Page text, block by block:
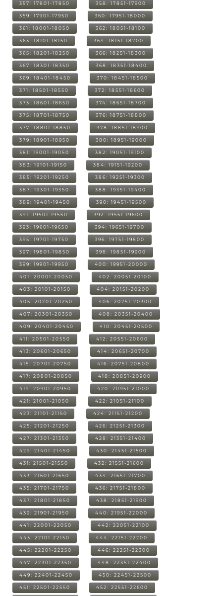
357: 17801-17850 358: 17851-17900
359: 17901-17950 360: 17951-18000
361: 18001-18050 362: 18051-18100
363: 18101-18150 364: 18151-18200
365: 18201-18250 366: 18251-18300
367: 18301-18350 368: 18351-18400
369: 18401-18450 370: 18451-18500
371: 18501-18550 372: 18551-18600
373: 18601-18650 374: 18651-18700
375: 18701-18750 376: 18751-18800
377: 18801-18850 378: 18851-18900
379: 18901-18950 380: 18951-19000
381: 19001-19050 382: 19051-19100
383: 19101-19150 384: 19151-19200
385: 19201-19250 386: 19251-19300
387: 19301-19350 388: 19351-19400
389: 19401-19450 390: 19451-19500
391: 19501-19550 392: 19551-19600
393: 19601-19650 394: 19651-19700
395: 19701-19750 396: 19751-19800
397: 19801-19850 398: 19851-19900
399: 19901-19950 400: 19951-20000
401: 20001-20050 402: 20051-20100
403: 20101-20150 404: 20151-20200
405: 20201-20250 406: 20251-20300
407: 20301-20350 408: 20351-20400
409: 20401-20450 410: 20451-20500
411: 20501-20550 412: 20551-20600
413: 20601-20650 414: 20651-20700
415: 20701-20750 416: 20751-20800
417: 20801-20850 418: 20851-20900
419: 20901-20950 420: 20951-21000
421: 21001-21050 422: 21051-21100
423: 21101-21150 424: 21151-21200
425: 21201-21250 426: 21251-21300
427: 21301-21350 428: 21351-21400
429: 21401-21450 430: 21451-21500
431: 21501-21550 432: 21551-21600
433: 21601-21650 434: 21651-21700
435: 21701-21750 436: 21751-21800
437: 21801-21850 438: 21851-21900
439: 21901-21950 440: 21951-22000
441: 22001-22050 442: 22051-22100
443: 22101-22150 444: 22151-22200
445: 22201-22250 446: 22251-22300
447: 22301-22350 448: 22351-22400
449: 22401-22450 450: 22451-22500
451: 22501-22550 452: 22551-22600